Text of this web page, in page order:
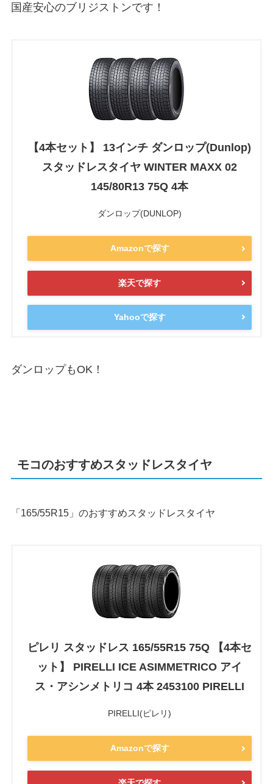
国産安心のブリジストンです！
【4本セット】 13インチ ダンロップ(Dunlop)
スタッドレスタイヤ WINTER MAXX 02
145/80R13 75Q 4本
ダンロップ(DUNLOP)
Amazonで探す
楽天で探す
Yahooで探す
ダンロップもOK！
モコのおすすめスタッドレスタイヤ
「165/55R15」のおすすめスタッドレスタイヤ
ピレリ スタッドレス 165/55R15 75Q 【4本セ
ット】 PIRELLI ICE ASIMMETRICO アイ
ス・アシンメトリコ 4本 2453100 PIRELLI
PIRELLI(ピレリ)
Amazonで探す